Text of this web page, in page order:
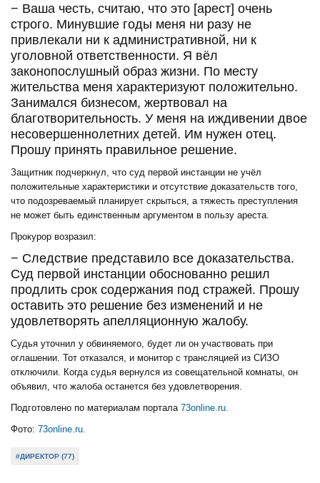
− Ваша честь, считаю, что это [арест] очень
строго. Минувшие годы меня ни разу не
привлекали ни к административной, ни к
уголовной ответственности. Я вёл
законопослушный образ жизни. По месту
жительства меня характеризуют положительно.
Занимался бизнесом, жертвовал на
благотворительность. У меня на иждивении двое
несовершеннолетних детей. Им нужен отец.
Прошу принять правильное решение.
Защитник подчеркнул, что суд первой инстанции не учёл
положительные характеристики и отсутствие доказательств того,
что подозреваемый планирует скрыться, а тяжесть преступления
не может быть единственным аргументом в пользу ареста.
Прокурор возразил:
− Следствие представило все доказательства.
Суд первой инстанции обоснованно решил
продлить срок содержания под стражей. Прошу
оставить это решение без изменений и не
удовлетворять апелляционную жалобу.
Судья уточнил у обвиняемого, будет ли он участвовать при
оглашении. Тот отказался, и монитор с трансляцией из СИЗО
отключили. Когда судья вернулся из совещательной комнаты, он
объявил, что жалоба останется без удовлетворения.
Подготовлено по материалам портала 73online.ru.
Фото: 73online.ru.
#ДИРЕКТОР (77)